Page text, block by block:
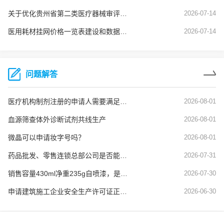
2026-07-14
2026-07-14
问题解答
2026-08-01
血源筛查体外诊断试剂共线生产 2026-08-01
微晶可以申请妆字号吗？ 2026-08-01
2026-07-31
2026-07-30
2026-06-30